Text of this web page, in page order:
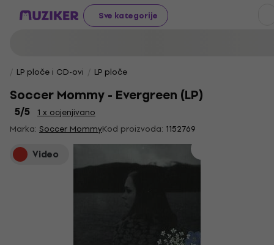
Sve kategorije
LP ploče i CD-ovi LP ploče
Soccer Mommy - Evergreen (LP)
5/5
1 x ocjenjivano
Marka: Soccer MommyKod proizvoda: 1152769
Video